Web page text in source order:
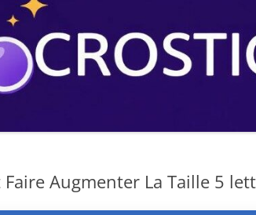
Faire Augmenter La Taille 5